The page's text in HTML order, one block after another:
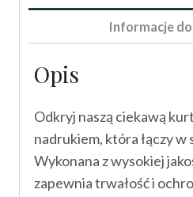
Informacje
Opis
Odkryj naszą ciekawą
nadrukiem, która łączy w
Wykonana z wysokiej
zapewnia trwałość i